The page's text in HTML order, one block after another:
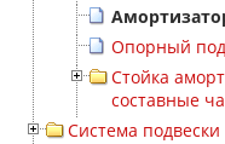
Опорный
Стойка
составные
Система подвески